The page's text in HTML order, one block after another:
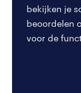
bekijken je
beoordelen
voor de